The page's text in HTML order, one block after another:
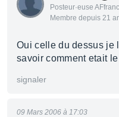
Posteur·euse
Membre depuis 21
Oui celle du dessus je
savoir comment etait
signaler
09 Mars 2006 à 17:03